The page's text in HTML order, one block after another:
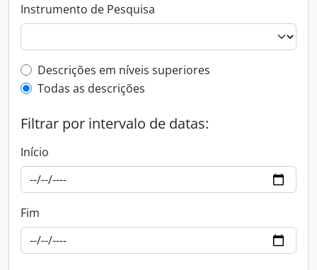
Instrumento de Pesquisa
Filtro de descrição de nível superior
Descrições em níveis superiores
Todas as descrições
Filtrar por intervalo de datas:
Início
Fim